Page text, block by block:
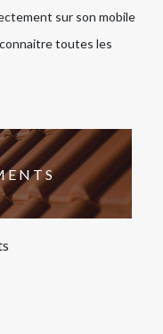
sur son mobile
toutes les